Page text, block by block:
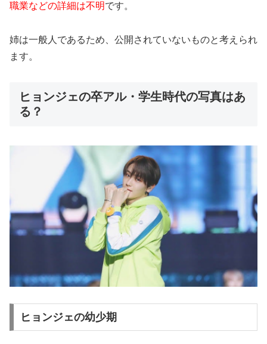
職業などの詳細は不明です。
姉は一般人であるため、公開されていないものと考えられ
ます。
ヒョンジェの卒アル・学生時代の写真はあ
る？
ヒョンジェの幼少期